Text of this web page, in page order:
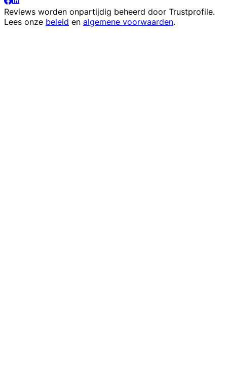
Reviews worden onpartijdig beheerd door Trustprofile.
Lees onze beleid en algemene voorwaarden.